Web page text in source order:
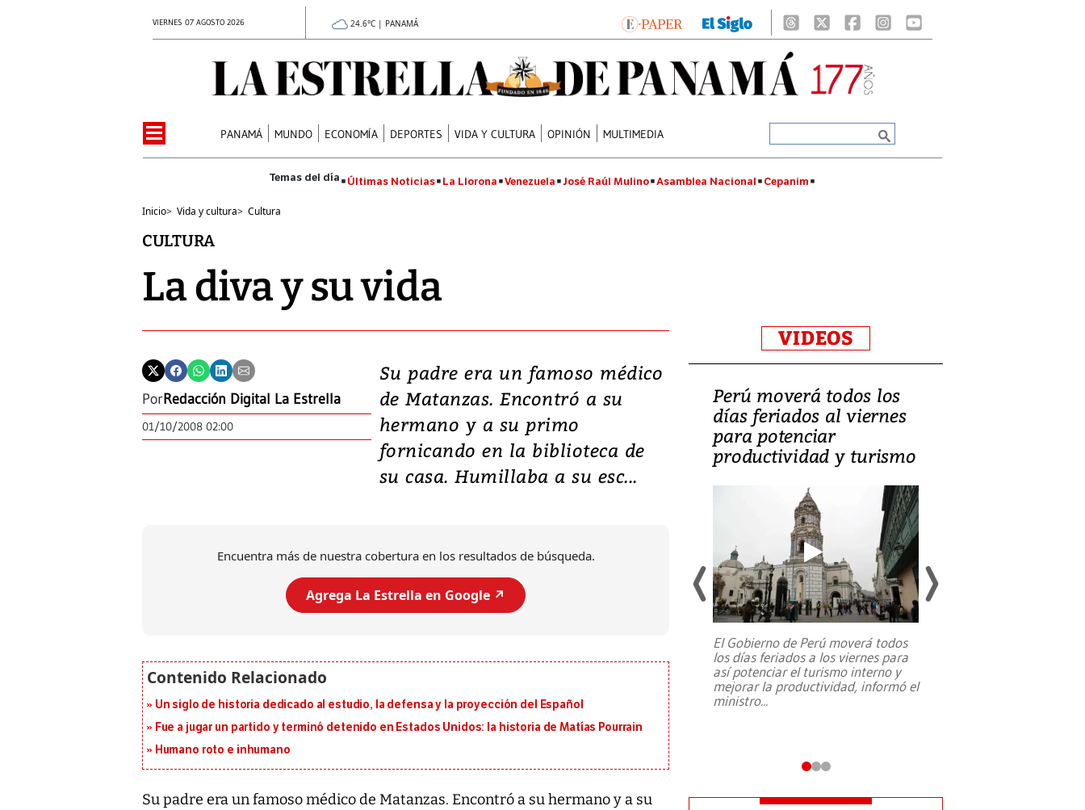
VIERNES 07 AGOSTO 2026 24.6°C | PANAMÁ
PANAMÁ MUNDO ECONOMÍA DEPORTES VIDA Y CULTURA OPINIÓN MULTIMEDIA
Últimas Noticias La Llorona Venezuela José Raúl Mulino Asamblea Nacional Cepanim
Inicio> Vida y cultura> Cultura
CULTURA
La diva y su vida
PorRedacción Digital La Estrella
01/10/2008 02:00
Su padre era un famoso médico
de Matanzas. Encontró a su
hermano y a su primo
fornicando en la biblioteca de
su casa. Humillaba a su esc...
Encuentra más de nuestra cobertura en los resultados de búsqueda.
Agrega La Estrella en Google ↗️
Un siglo de historia dedicado al estudio, la defensa y la proyección del Español
Fue a jugar un partido y terminó detenido en Estados Unidos: la historia de Matías Pourrain
Humano roto e inhumano
Su padre era un famoso médico de Matanzas. Encontró a su hermano y a su
VIDEOS
Video: Lula lanza su
candidatura con
promesas de inversión
en defensa, educación y
tierras raras
Entre recuerdos y escuetas
da Silva, oficializó este domingo su
candidatura...
Perú moverá todos los
días feriados al viernes
para potenciar
productividad y turismo
El Gobierno de Perú moverá todos
los días feriados a los viernes para
así potenciar el turismo interno y
mejorar la productividad, informó el
ministro...